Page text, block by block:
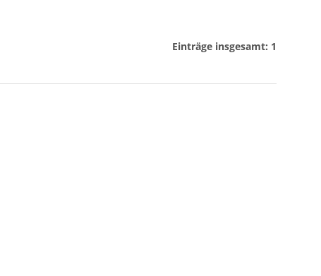
Einträge insgesamt: 1